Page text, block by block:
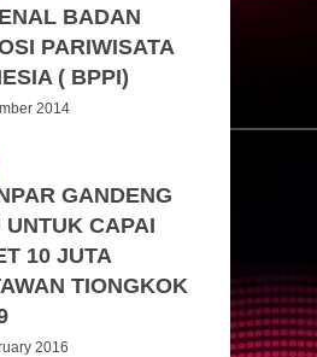
BADAN
PARIWISATA
( BPPI)
2014
GANDENG
UNTUK CAPAI
10 JUTA
TIONGKOK
2016